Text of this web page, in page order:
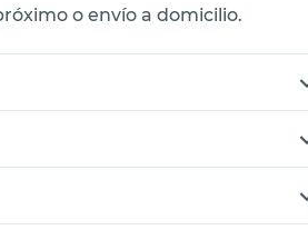
o envío a domicilio.